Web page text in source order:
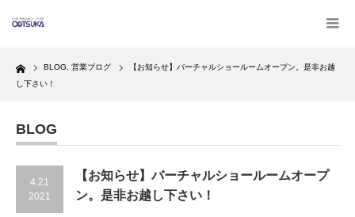
Home BLOG 営業ブログ
【お知らせ】バーチャルショールームオープン。是非お越
し下さい！
BLOG
4.21
2021
【お知らせ】バーチャルショールームオープ
ン。是非お越し下さい！